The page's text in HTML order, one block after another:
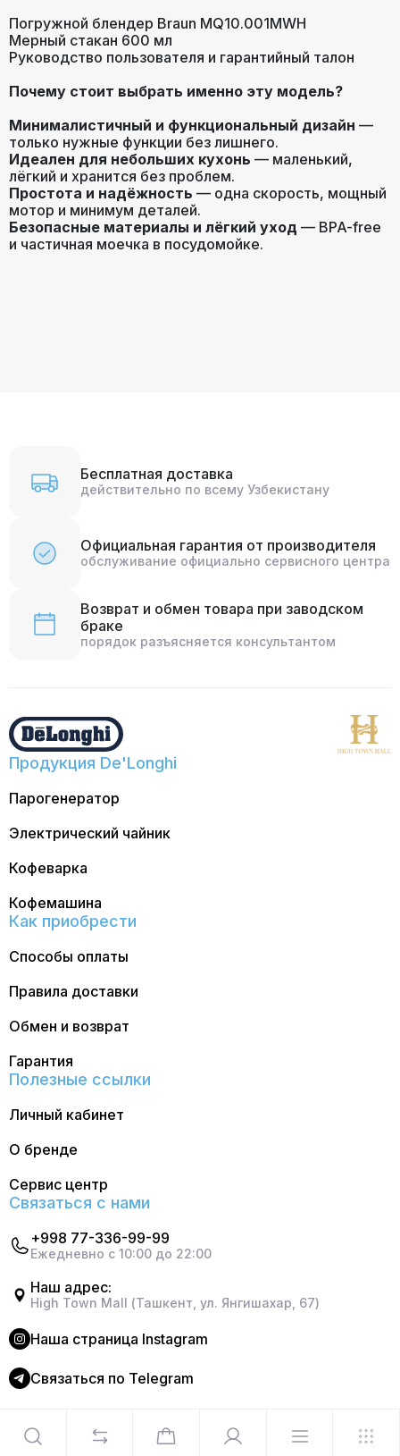
Погружной блендер Braun MQ10.001MWH
Мерный стакан 600 мл
Руководство пользователя и гарантийный талон
Почему стоит выбрать именно эту модель?
Минималистичный и функциональный дизайн —
только нужные функции без лишнего.
Идеален для небольших кухонь — маленький,
лёгкий и хранится без проблем.
Простота и надёжность — одна скорость, мощный
мотор и минимум деталей.
Безопасные материалы и лёгкий уход — BPA-free
и частичная моечка в посудомойке.
Бесплатная доставка
действительно по всему Узбекистану
Официальная гарантия от производителя
обслуживание официально сервисного центра
Возврат и обмен товара при заводском
браке
порядок разъясняется консультантом
Продукция De'Longhi
Парогенератор
Электрический чайник
Кофеварка
Кофемашина
Как приобрести
Способы оплаты
Правила доставки
Обмен и возврат
Гарантия
Полезные ссылки
Личный кабинет
О бренде
Сервис центр
Связаться с нами
+998 77-336-99-99
Ежедневно с 10:00 до 22:00
Наш адрес:
High Town Mall (Ташкент, ул. Янгишахар, 67)
Наша страница Instagram
Cвязаться по Telegram
©2024 Официальный интернет магазин Delonghi. Все